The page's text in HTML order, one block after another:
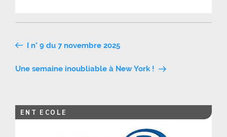
Navigation
de
I n° 9 du 7 novembre 2025
Une semaine inoubliable à New York !
ENT ECOLE